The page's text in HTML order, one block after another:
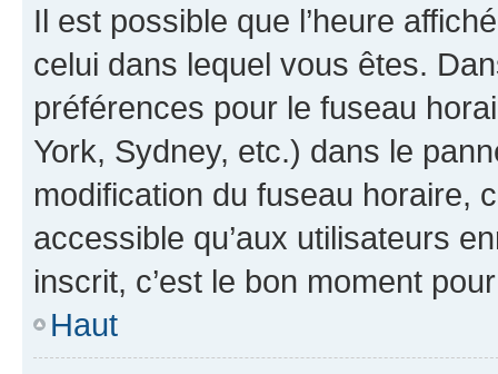
Il est possible que l’heure
celui dans lequel vous êtes.
préférences pour le fuseau
York, Sydney, etc.) dans le
modification du fuseau horaire,
accessible qu’aux utilisateurs
inscrit, c’est le bon moment
Haut